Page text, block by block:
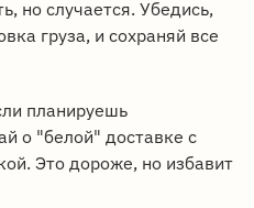
но случается. Убедись,
груза, и сохраняй все
планируешь
о "белой" доставке с
Это дороже, но избавит